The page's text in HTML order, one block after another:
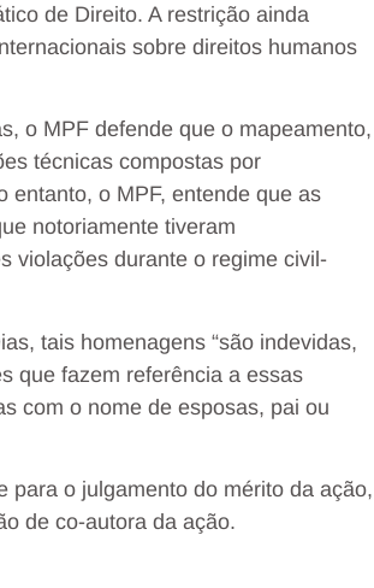
de Direito. A restrição ainda
sobre direitos humanos
o MPF defende que o mapeamento,
técnicas compostas por
entanto, o MPF, entende que as
notoriamente tiveram
violações durante o regime civil-
tais homenagens “são indevidas,
que fazem referência a essas
com o nome de esposas, pai ou
para o julgamento do mérito da ação,
de co-autora da ação.